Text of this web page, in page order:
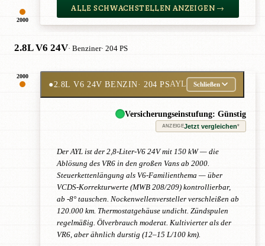
2000
ALLE SCHWACHSTELLEN ANZEIGEN →
2.8L V6 24V· Benziner· 204 PS
2000
●2.8L V6 24V BENZIN· 204 PSAYL Schließen
Versicherungseinstufung: Günstig
ANZEIGEJetzt vergleichen*
Der AYL ist der 2,8-Liter-V6 24V mit 150 kW — die
Ablösung des VR6 in den großen Vans ab 2000.
Steuerkettenlängung als V6-Familienthema — über
VCDS-Korrekturwerte (MWB 208/209) kontrollierbar,
ab -8° tauschen. Nockenwellenversteller verschleißen ab
120.000 km. Thermostatgehäuse undicht. Zündspulen
regelmäßig. Ölverbrauch moderat. Kultivierter als der
VR6, aber ähnlich durstig (12–15 L/100 km).